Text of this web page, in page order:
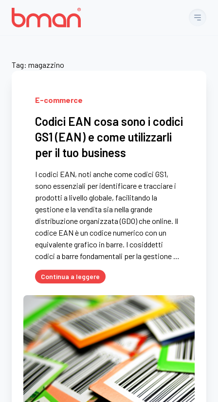
Tag: magazzino
E-commerce
Codici EAN cosa sono i codici
GS1 (EAN) e come utilizzarli
per il tuo business
I codici EAN, noti anche come codici GS1,
sono essenziali per identificare e tracciare i
prodotti a livello globale, facilitando la
gestione e la vendita sia nella grande
distribuzione organizzata (GDO) che online. Il
codice EAN è un codice numerico con un
equivalente grafico in barre. I cosiddetti
codici a barre fondamentali per la gestione …
Continua a leggere